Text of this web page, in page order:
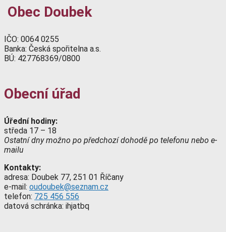
Obec Doubek
IČO: 0064 0255
Banka: Česká spořitelna a.s.
BÚ: 427768369/0800
Obecní úřad
Úřední hodiny:
středa 17 – 18
Ostatní dny možno po předchozí dohodě po telefonu nebo e-
mailu
Kontakty:
adresa: Doubek 77, 251 01 Říčany
e-mail: oudoubek@seznam.cz
telefon: 725 456 556
datová schránka: ihjatbq